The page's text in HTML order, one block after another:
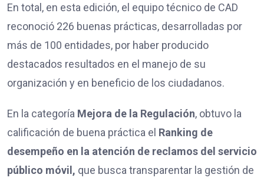
En total, en esta edición, el equipo técnico de CAD
reconoció 226 buenas prácticas, desarrolladas por
más de 100 entidades, por haber producido
destacados resultados en el manejo de su
organización y en beneficio de los ciudadanos.
En la categoría Mejora de la Regulación, obtuvo la
calificación de buena práctica el Ranking de
desempeño en la atención de reclamos del servicio
público móvil, que busca transparentar la gestión de